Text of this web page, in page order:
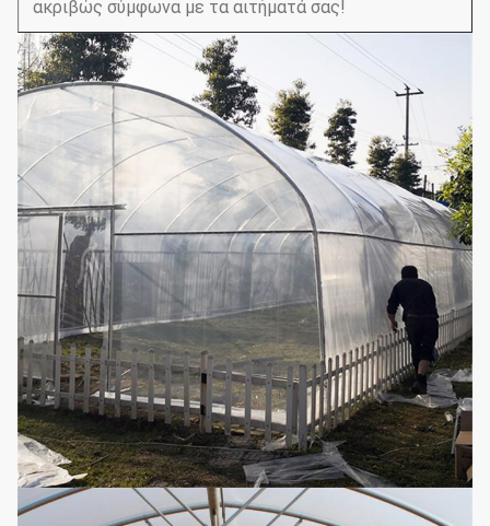
ακριβώς σύμφωνα με τα αιτήματά σας!